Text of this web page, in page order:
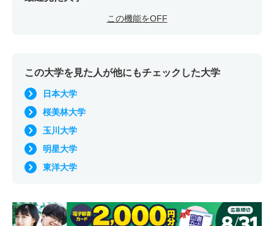
この機能をOFF
この大学を見た人が他にもチェックした大学
日本大学
桜美林大学
玉川大学
明星大学
東洋大学